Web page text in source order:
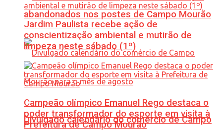
abandonados nos postes de Campo Mourão
Divulgado calendário do comércio de Campo
Jardim Paulista recebe ação de
conscientização ambiental e mutirão de
limpeza neste sábado (1º)
Campeão olímpico Emanuel Rego destaca o
poder transformador do esporte em visita à
Prefeitura de Campo Mourão